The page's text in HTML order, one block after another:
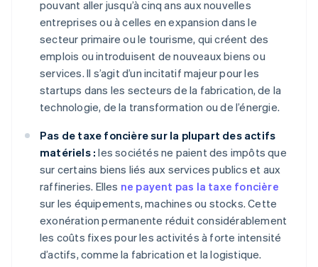
pouvant aller jusqu’à cinq ans aux nouvelles
entreprises ou à celles en expansion dans le
secteur primaire ou le tourisme, qui créent des
emplois ou introduisent de nouveaux biens ou
services. Il s’agit d’un incitatif majeur pour les
startups dans les secteurs de la fabrication, de la
technologie, de la transformation ou de l’énergie.
Pas de taxe foncière sur la plupart des actifs
matériels : les sociétés ne paient des impôts que
sur certains biens liés aux services publics et aux
raffineries. Elles ne payent pas la taxe foncière
sur les équipements, machines ou stocks. Cette
exonération permanente réduit considérablement
les coûts fixes pour les activités à forte intensité
d’actifs, comme la fabrication et la logistique.